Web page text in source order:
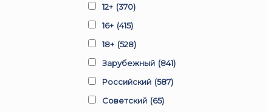
12+ (370)
16+ (415)
18+ (528)
Зарубежный (841)
Российский (587)
Советский (65)